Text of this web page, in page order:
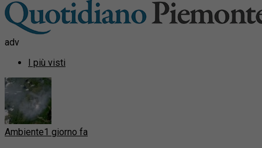
adv
I più visti
Ambiente1 giorno fa